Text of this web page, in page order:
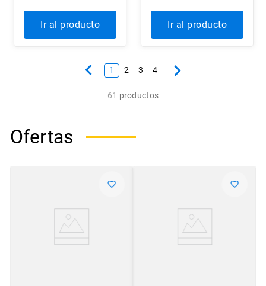
AÑOSIr al producto Ir al producto
1 2 3 4
61 productos
Ofertas